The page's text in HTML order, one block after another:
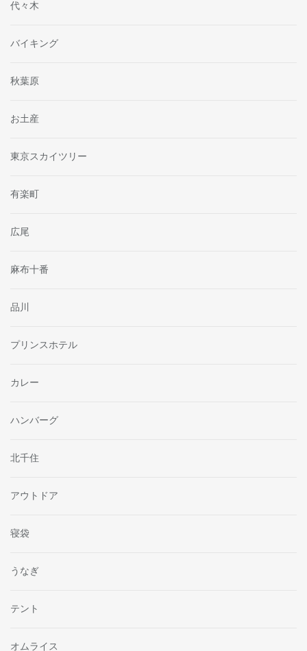
代々木
バイキング
秋葉原
お土産
東京スカイツリー
有楽町
広尾
麻布十番
品川
プリンスホテル
カレー
ハンバーグ
北千住
アウトドア
寝袋
うなぎ
テント
オムライス